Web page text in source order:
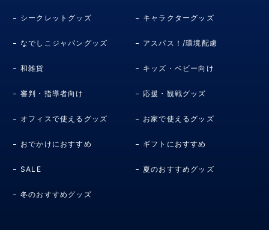
シークレットグッズ キャラクターグッズ
なでしこジャパングッズ アスパス！/環境配慮
和雑貨 キッズ・ベビー向け
審判・指導者向け 応援・観戦グッズ
オフィスで使えるグッズ お家で使えるグッズ
おでかけにおすすめ ギフトにおすすめ
SALE 夏のおすすめグッズ
冬のおすすめグッズ